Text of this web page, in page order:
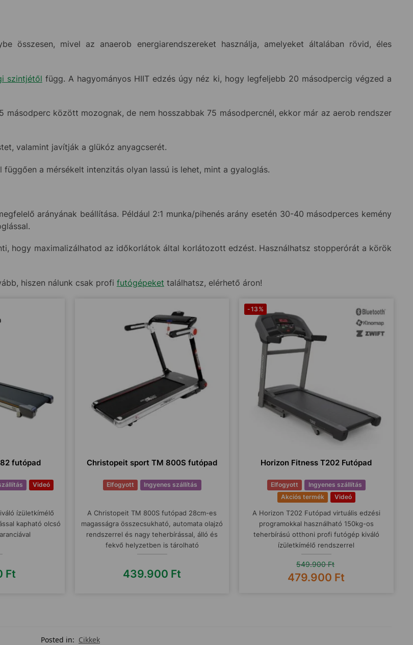
összesen, mivel az anaerob energiarendszereket használja, amelyeket általában rövid, éles
szintjétől függ. A hagyományos HIIT edzés úgy néz ki, hogy legfeljebb 20 másodpercig végzed a
között mozognak, de nem hosszabbak 75 másodpercnél, ekkor már az aerob rendszer
valamint javítják a glükóz anyagcserét.
a mérsékelt intenzitás olyan lassú is lehet, mint a gyaloglás.
arányának beállítása. Például 2:1 munka/pihenés arány esetén 30-40 másodperces kemény
hogy maximalizálhatod az időkorlátok által korlátozott edzést. Használhatsz stopperórát a körök
hiszen nálunk csak profi futógépeket találhatsz, elérhető áron!
futópad
Videó
ízületkímélő
kapható olcsó
Ft
Christopeit sport TM 800S futópad
Elfogyott Ingyenes szállítás
A Christopeit TM 800S futópad 28cm-es
magasságra összecsukható, automata olajzó
rendszerrel és nagy teherbírással, álló és
fekvő helyzetben is tárolható
439.900 Ft
-13%
Horizon Fitness T202 Futópad
Elfogyott
Ingyenes szállítás
Akciós termék
Videó
A Horizon T202 Futópad virtuális edzési
programokkal használható 150kg-os
teherbírású otthoni profi futógép kiváló
ízületkímélő rendszerrel
549.900Ft
479.900 Ft
Posted in: Cikkek